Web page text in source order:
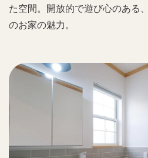
た空間。開放的で遊び心のある
のお家の魅力。